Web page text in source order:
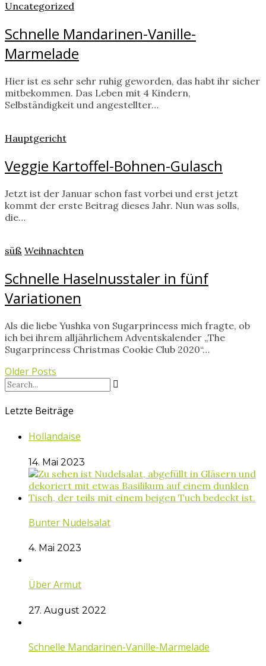
Uncategorized
Schnelle Mandarinen-Vanille-
Marmelade
Hier ist es sehr sehr ruhig geworden, das habt ihr sicher
mitbekommen. Das Leben mit 4 Kindern,
Selbständigkeit und angestellter…
Hauptgericht
Veggie Kartoffel-Bohnen-Gulasch
Jetzt ist der Januar schon fast vorbei und erst jetzt
kommt der erste Beitrag dieses Jahr. Nun was solls,
die…
süß Weihnachten
Schnelle Haselnusstaler in fünf
Variationen
Als die liebe Yushka von Sugarprincess mich fragte, ob
ich bei ihrem alljährlichem Adventskalender „The
Sugarprincess Christmas Cookie Club 2020“…
Older Posts
Letzte Beiträge
Hollandaise
14. Mai 2023
Bunter Nudelsalat
4. Mai 2023
Über Armut
27. August 2022
Schnelle Mandarinen-Vanille-Marmelade